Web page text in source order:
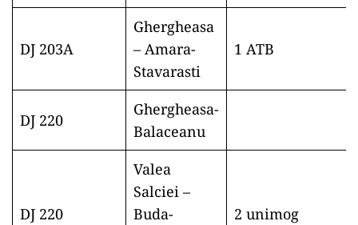
DJ 203A
Ghergheasa
– Amara-
Stavarasti
1 ATB
DJ 220
Ghergheasa-
Balaceanu
DJ 220
Valea
Salciei –
Buda-
2 unimog